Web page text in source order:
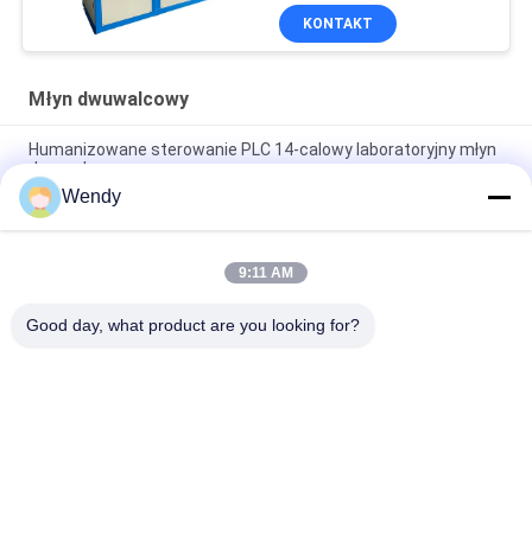
KONTAKT
Młyn dwuwalcowy
Humanizowane sterowanie PLC 14-calowy laboratoryjny młyn
dwuwalcowy
12-calowy 16-calowy dwuwalcowy młyn do plastiku i gumy do
użytku laboratoryjnego
14-calowy młyn dwuwalcowy do żucia i ugniatania naturalnej
Wendy
9:11 AM
Good day, what product are you looking for?